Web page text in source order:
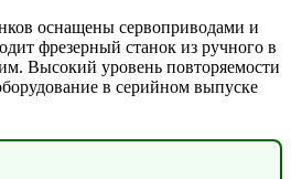
оснащены сервоприводами и
фрезерный станок из ручного в
Высокий уровень повторяемости
в серийном выпуске